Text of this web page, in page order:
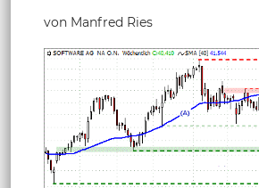
von Manfred Ries